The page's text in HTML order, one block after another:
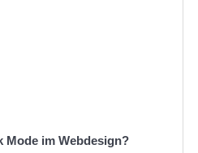
Mode im Webdesign?